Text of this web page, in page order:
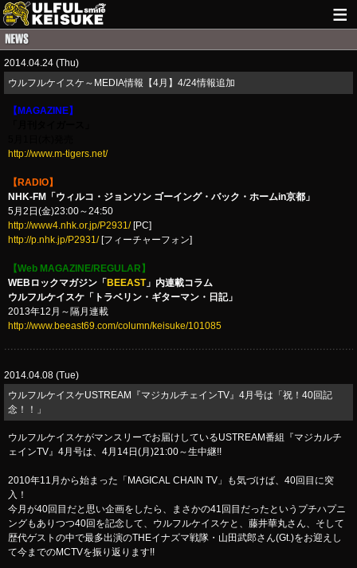
NEWS
MAIL
2014.04.24 (Thu)
ウルフルケイスケ～MEDIA情報【4月】4/24情報追加
【MAGAZINE】
http://www.m-tigers.net/
【RADIO】
NHK-FM「ウィルコ・ジョンソン ゴーイング・バック・ホームin京都」
5月2日(金)23:00～24:50
http://www4.nhk.or.jp/P2931/[PC]
http://p.nhk.jp/P2931/[フィーチャーフォン]
【Web MAGAZINE/REGULAR】
WEBロックマガジン「 BEEAST」内連載コラム
ウルフルケイスケ「トラベリン・ギターマン・日記」
2013年12月～隔月連載
http://www.beeast69.com/column/keisuke/101085
2014.04.08 (Tue)
ウルフルケイスケUSTREAM『マジカルチェインTV』4月号は「祝！40回記
念！！」
ウルフルケイスケがマンスリーでお届けしているUSTREAM番組『マジカルチ
ェインTV』4月号は、4月14日(月)21:00～生中継!!
2010年11月から始まった「MAGICAL CHAIN TV」も気づけば、40回目に突
入！
今月が40回目だと思い企画をしたら、まさかの41回目だったというプチハプニ
ングもありつつ40回を記念して、ウルフルケイスケと、藤井華丸さん、そして
歴代ゲストの中で最多出演のTHEイナズマ戦隊・山田武郎さん(Gt.)をお迎えし
て今までのMCTVを振り返ります!!